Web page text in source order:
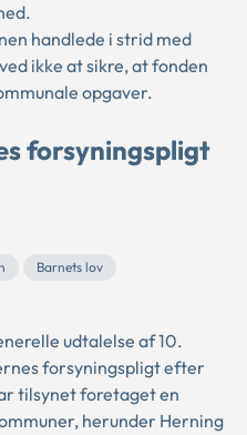
handlede i strid med
ikke at sikre, at fonden
opgaver.
forsyningspligt
Barnets lov
udtalelse af 10.
forsyningspligt efter
tilsynet foretaget en
herunder Herning